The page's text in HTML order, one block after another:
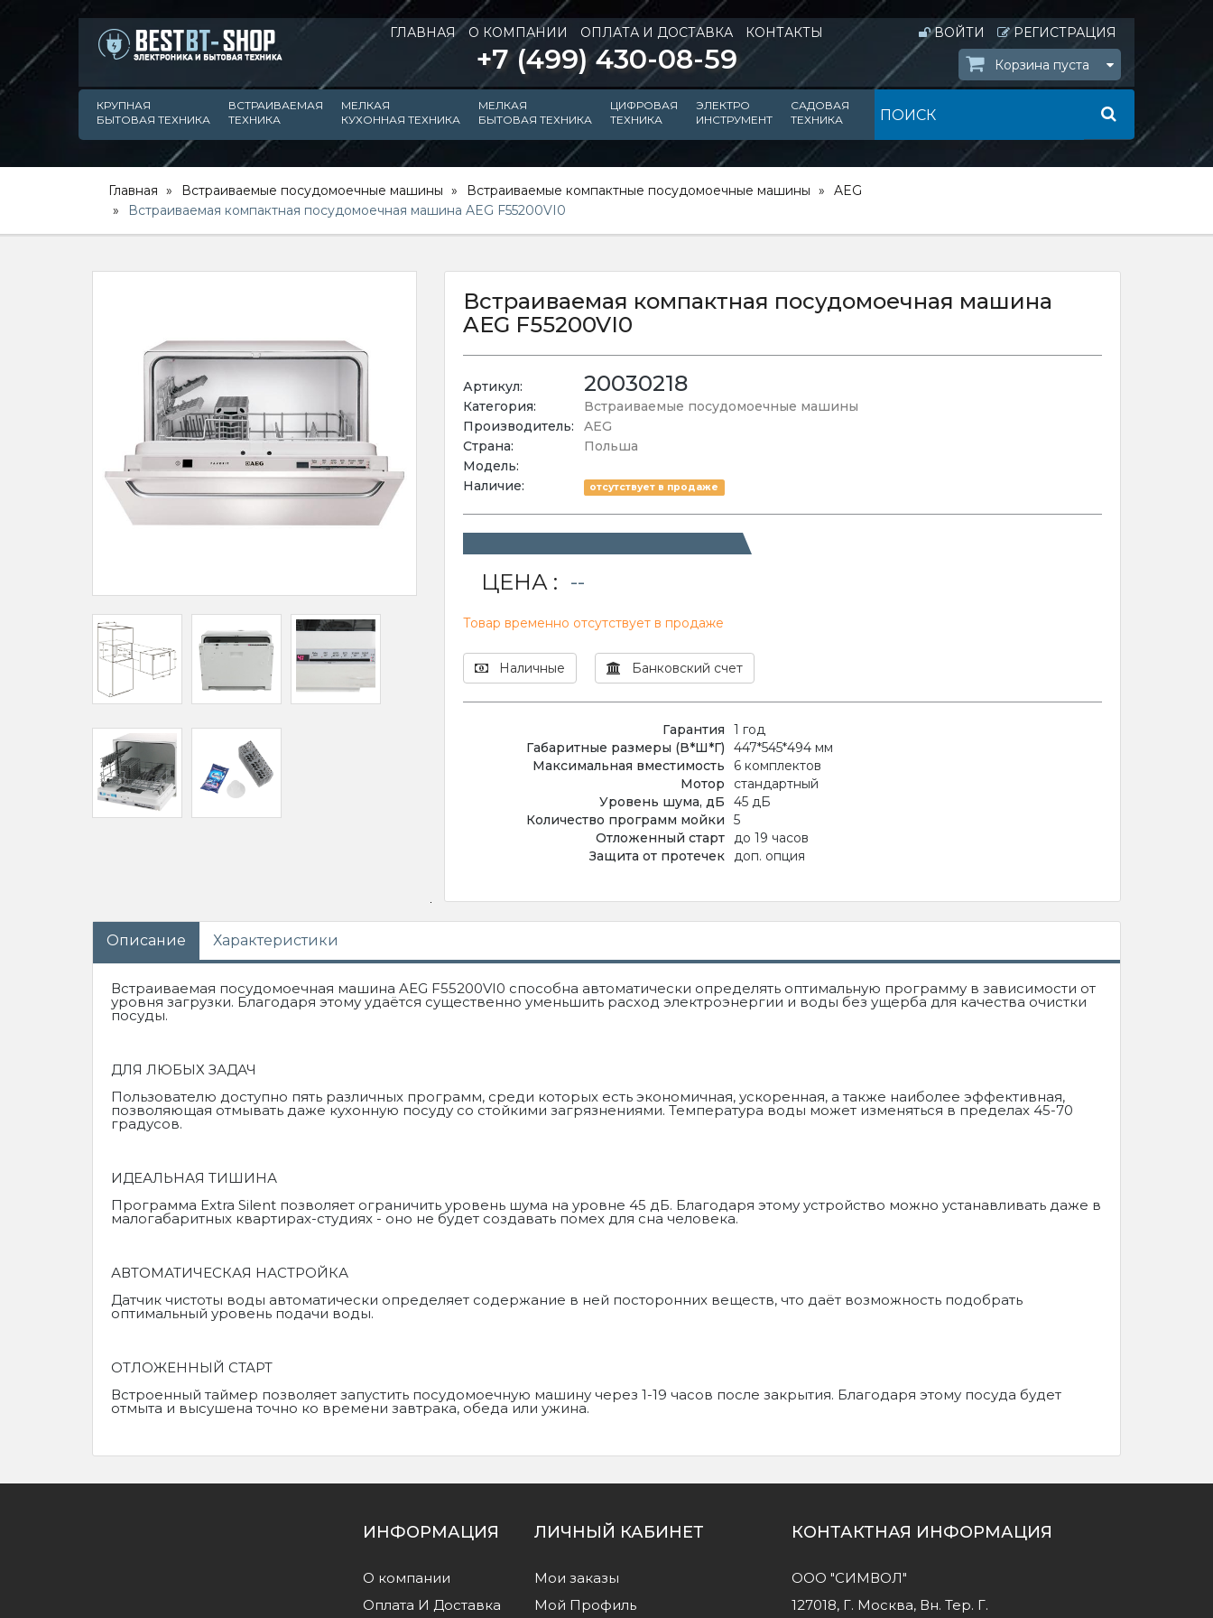
ГЛАВНАЯ О КОМПАНИИ ОПЛАТА И ДОСТАВКА КОНТАКТЫ
+7 (499) 430-08-59
ВОЙТИ
РЕГИСТРАЦИЯ
Корзина пуста
КРУПНАЯ
БЫТОВАЯ ТЕХНИКА
ВСТРАИВАЕМАЯ
ТЕХНИКА
МЕЛКАЯ
КУХОННАЯ ТЕХНИКА
МЕЛКАЯ
БЫТОВАЯ ТЕХНИКА
ЦИФРОВАЯ
ТЕХНИКА
ЭЛЕКТРО
ИНСТРУМЕНТ
САДОВАЯ
ТЕХНИКА
Главная Встраиваемые посудомоечные машины Встраиваемые компактные посудомоечные машины
AEG
Встраиваемая компактная посудомоечная машина AEG F55200VI0
Встраиваемая компактная посудомоечная машина
AEG F55200VI0
Артикул: 20030218
Категория:
Встраиваемые посудомоечные машины
Производитель:
AEG
Страна:
Польша
Модель:
Наличие:
отсутствует в продаже
ЦЕНА : --
Товар временно отсутствует в продаже
Наличные Банковский счет
Гарантия
1 год
Габаритные размеры (В*Ш*Г)
447*545*494 мм
Максимальная вместимость
6 комплектов
Мотор
стандартный
Уровень шума, дБ
45 дБ
Количество программ мойки
5
Отложенный старт
до 19 часов
Защита от протечек
доп. опция
Описание Характеристики
Встраиваемая посудомоечная машина AEG F55200VI0 способна автоматически определять оптимальную программу в зависимости от
уровня загрузки. Благодаря этому удаётся существенно уменьшить расход электроэнергии и воды без ущерба для качества очистки
посуды.
ДЛЯ ЛЮБЫХ ЗАДАЧ
Пользователю доступно пять различных программ, среди которых есть экономичная, ускоренная, а также наиболее эффективная,
позволяющая отмывать даже кухонную посуду со стойкими загрязнениями. Температура воды может изменяться в пределах 45-70
градусов.
ИДЕАЛЬНАЯ ТИШИНА
Программа Extra Silent позволяет ограничить уровень шума на уровне 45 дБ. Благодаря этому устройство можно устанавливать даже в
малогабаритных квартирах-студиях - оно не будет создавать помех для сна человека.
АВТОМАТИЧЕСКАЯ НАСТРОЙКА
Датчик чистоты воды автоматически определяет содержание в ней посторонних веществ, что даёт возможность подобрать
оптимальный уровень подачи воды.
ОТЛОЖЕННЫЙ СТАРТ
Встроенный таймер позволяет запустить посудомоечную машину через 1-19 часов после закрытия. Благодаря этому посуда будет
отмыта и высушена точно ко времени завтрака, обеда или ужина.
ИНФОРМАЦИЯ
О компании
Оплата И Доставка
ЛИЧНЫЙ КАБИНЕТ
Мои заказы
Мой Профиль
КОНТАКТНАЯ ИНФОРМАЦИЯ
ООО "СИМВОЛ"
127018, Г. Москва, Вн. Тер. Г.